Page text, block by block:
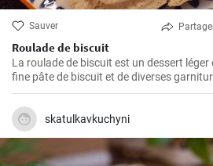
Sauver
Roulade de biscuit
La roulade de biscuit est un dessert léger
fine pâte de biscuit et de diverses
skatulkavkuchyni